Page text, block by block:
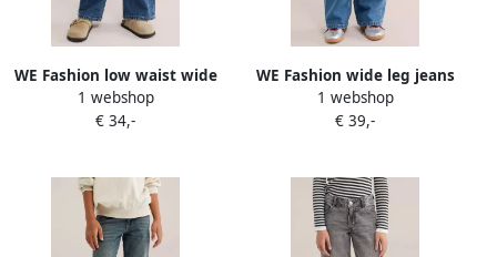
WE Fashion low waist wide
leg jeans blauw
1 webshop
€ 34,-
WE Fashion wide leg jeans
mediumblauw
1 webshop
€ 39,-